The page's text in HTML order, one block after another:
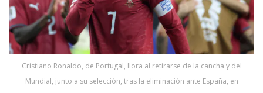
Cristiano Ronaldo, de Portugal, llora al retirarse de la cancha y del
Mundial, junto a su selección, tras la eliminación ante España, en